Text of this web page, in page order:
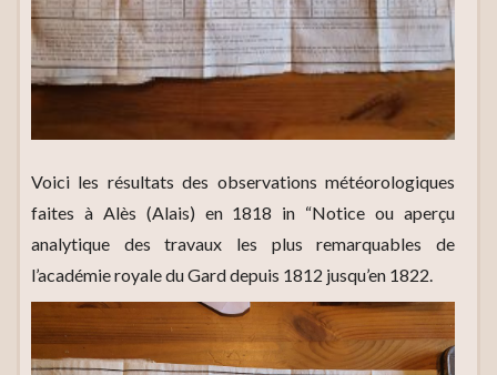
Voici les résultats des observations météorologiques
faites à Alès (Alais) en 1818 in “Notice ou aperçu
analytique des travaux les plus remarquables de
l’académie royale du Gard depuis 1812 jusqu’en 1822.